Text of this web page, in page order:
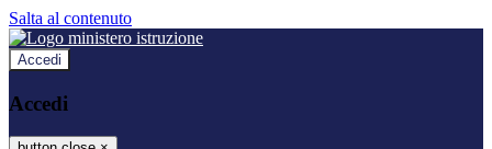
Salta al contenuto
Accedi
Accedi